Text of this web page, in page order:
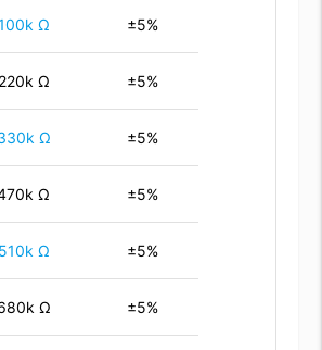
Ω ±5%
220k Ω ±5%
Ω ±5%
Ω ±5%
510k Ω ±5%
Ω ±5%